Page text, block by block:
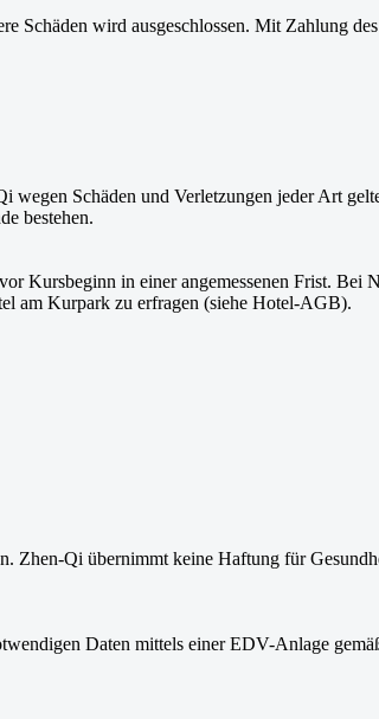
Schäden wird ausgeschlossen. Mit Zahlung
Schäden und Verletzungen jeder Art
bestehen.
Kursbeginn in einer angemessenen Frist. Bei
am Kurpark zu erfragen (siehe Hotel-AGB).
Zhen-Qi übernimmt keine Haftung für
Daten mittels einer EDV-Anlage